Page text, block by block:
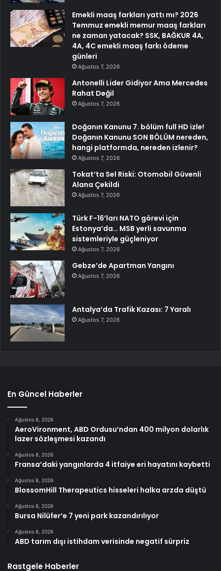
Emekli maaş farkları yattı mı? 2026
Temmuz emekli memur maaş farkları
ne zaman yatacak? SSK, BAĞKUR 4A,
4A, 4C emekli maaş farkı ödeme
günleri
Ağustos 7, 2026
Antonelli Lider Gidiyor Ama Mercedes
Rahat Değil
Ağustos 7, 2026
Doğanın Kanunu 7. bölüm full HD izle!
Doğanın Kanunu SON BÖLÜM nereden,
hangi platformda, nereden izlenir?
Ağustos 7, 2026
Tokat’ta Sel Riski: Otomobil Güvenli
Alana Çekildi
Ağustos 7, 2026
Türk F-16’ları NATO görevi için
Estonya’da… MSB yerli savunma
sistemleriyle güçleniyor
Ağustos 7, 2026
Gebze’de Apartman Yangını
Ağustos 7, 2026
Antalya’da Trafik Kazası: 7 Yaralı
Ağustos 7, 2026
En Güncel Haberler
Ağustos 8, 2026
AeroVironment, ABD Ordusu’ndan 400 milyon dolarlık
lazer sözleşmesi kazandı
Ağustos 8, 2026
Fransa’daki yangınlarda 4 itfaiye eri hayatını kaybetti
Ağustos 8, 2026
BlossomHill Therapeutics hisseleri halka arzda düştü
Ağustos 8, 2026
Bursa Nilüfer’e 7 yeni park kazandırılıyor
Ağustos 8, 2026
ABD tarım dışı istihdam verisinde negatif sürpriz
Rastgele Haberler